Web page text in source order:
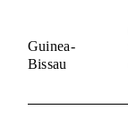
Guinea-
Bissau